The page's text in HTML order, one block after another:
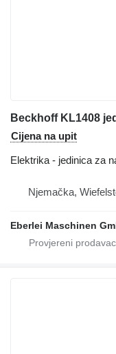
Cijena na upit
Elektrika - jedinica za
Njemačka,
Eberlei Maschinen